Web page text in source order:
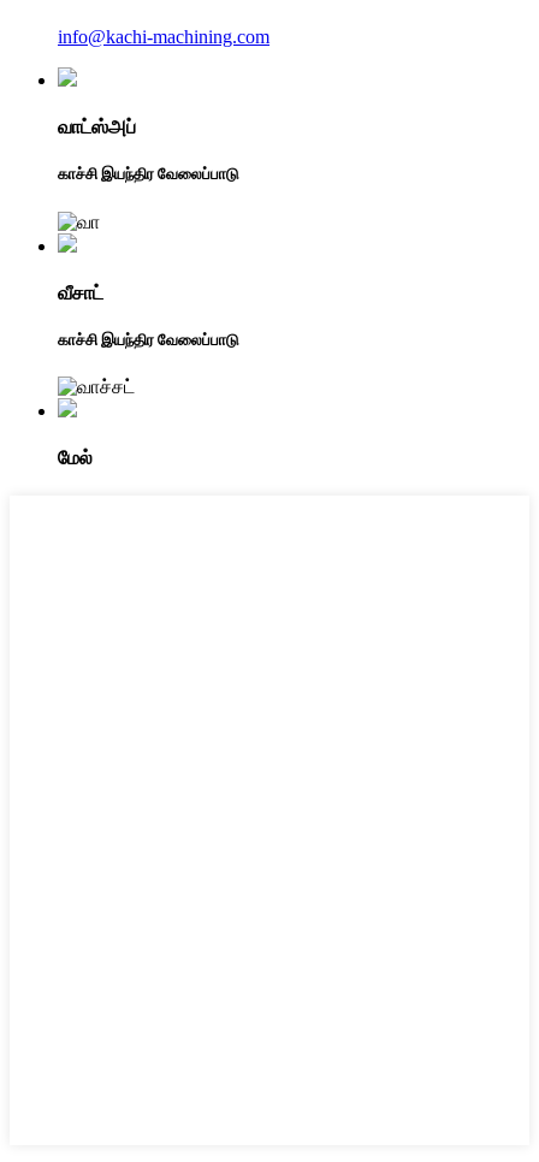
info@kachi-machining.com
வாட்ஸ்அப்
காச்சி இயந்திர வேலைப்பாடு
வீசாட்
காச்சி இயந்திர வேலைப்பாடு
மேல்